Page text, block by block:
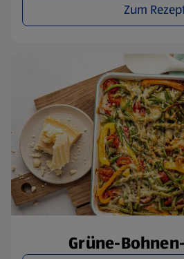
Zum
Grüne-